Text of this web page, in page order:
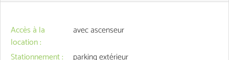
Accès à la
location:
avec ascenseur